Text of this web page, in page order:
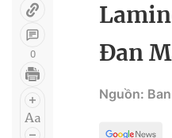
An Sinh
0
Đan
Nguồn: